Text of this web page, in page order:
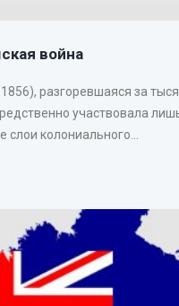
война
разгоревшаяся за
участвовала
слои колониального...